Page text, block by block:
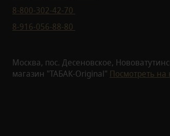
8-800-302-42-70
8-916-056-88-80
Москва, пос. Десеновское,
магазин "ТАБАК-Original" Посмотреть на